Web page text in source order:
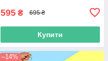
595 ₴ 695 ₴
Купити
–14%